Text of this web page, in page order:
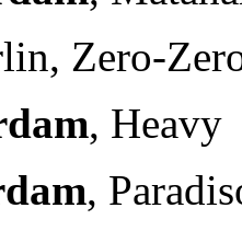
Zero-
, Heavy
,